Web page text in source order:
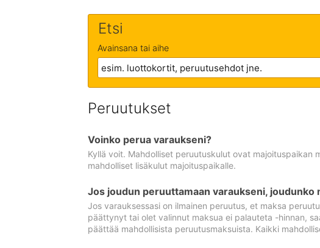
Etsi
Avainsana tai aihe
Peruutukset
Voinko perua varaukseni?
Kyllä voit. Mahdolliset peruutuskulut ovat majoituspaikan
mahdolliset lisäkulut majoituspaikalle.
Jos joudun peruuttamaan varaukseni, joudunko
Jos varauksessasi on ilmainen peruutus, et maksa
päättynyt tai olet valinnut maksua ei palauteta -hinnan,
päättää mahdollisista peruutusmaksuista. Kaikki